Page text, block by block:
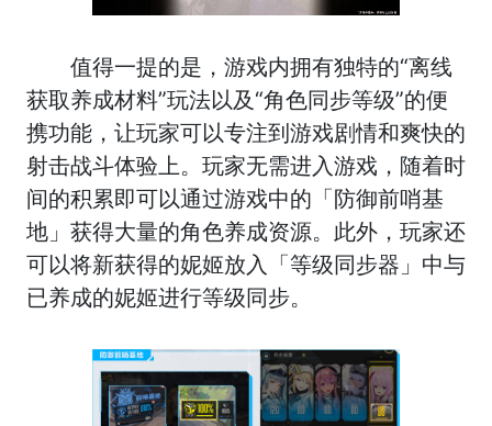
值得一提的是，游戏内拥有独特的“离线
获取养成材料”玩法以及“角色同步等级”的便
携功能，让玩家可以专注到游戏剧情和爽快的
射击战斗体验上。玩家无需进入游戏，随着时
间的积累即可以通过游戏中的「防御前哨基
地」获得大量的角色养成资源。此外，玩家还
可以将新获得的妮姬放入「等级同步器」中与
已养成的妮姬进行等级同步。